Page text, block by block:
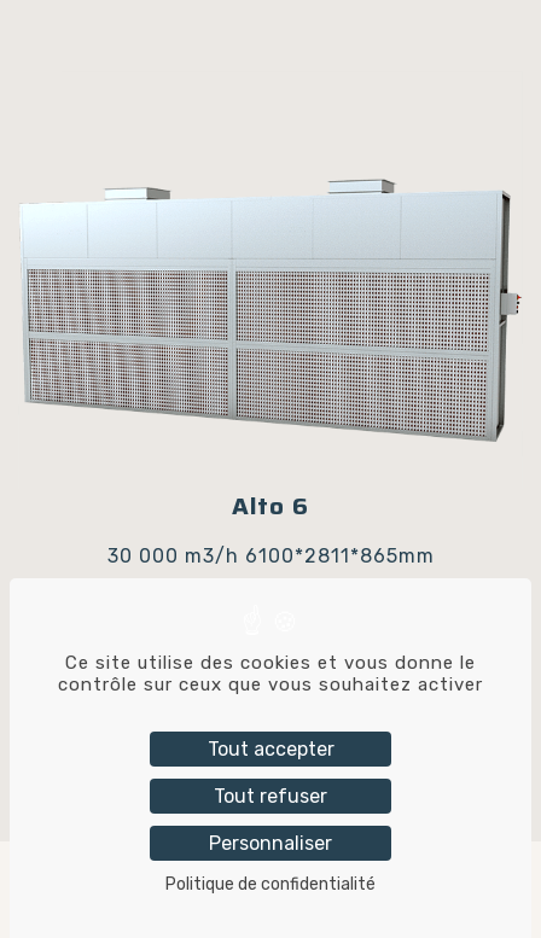
contact
Alto 6
30 000 m3/h 6100*2811*865mm
Ils sont équipés de
cabines Tricolor
Industries
Ce site utilise des cookies et vous donne le
contrôle sur ceux que vous souhaitez activer
Tout accepter
Tout refuser
Personnaliser
Politique de confidentialité